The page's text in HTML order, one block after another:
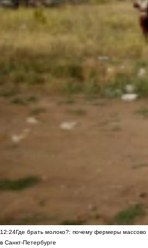
12:24Где брать молоко?: почему фермеры массово
в Санкт-Петербурге